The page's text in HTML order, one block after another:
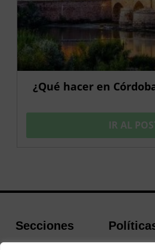
¿Qué hacer en
IR AL
Secciones